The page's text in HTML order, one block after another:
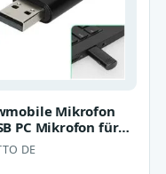
Mikrofon
PC Mikrofon für
oder Desktop
Notebook…
DE